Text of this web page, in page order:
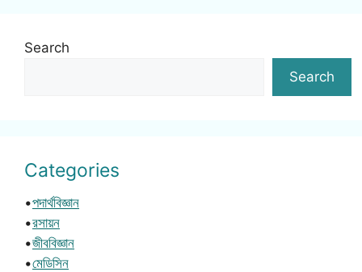
Search
Search
Categories
•পদার্থবিজ্ঞান
•রসায়ন
•জীববিজ্ঞান
•মেডিসিন